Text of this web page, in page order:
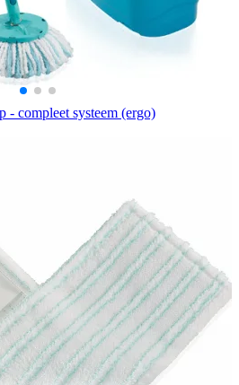
- compleet systeem (ergo)